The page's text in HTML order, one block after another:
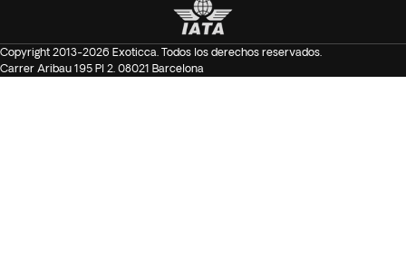
Copyright 2013-2026 Exoticca. Todos los derechos reservados.
Carrer Aribau 195 Pl 2. 08021 Barcelona